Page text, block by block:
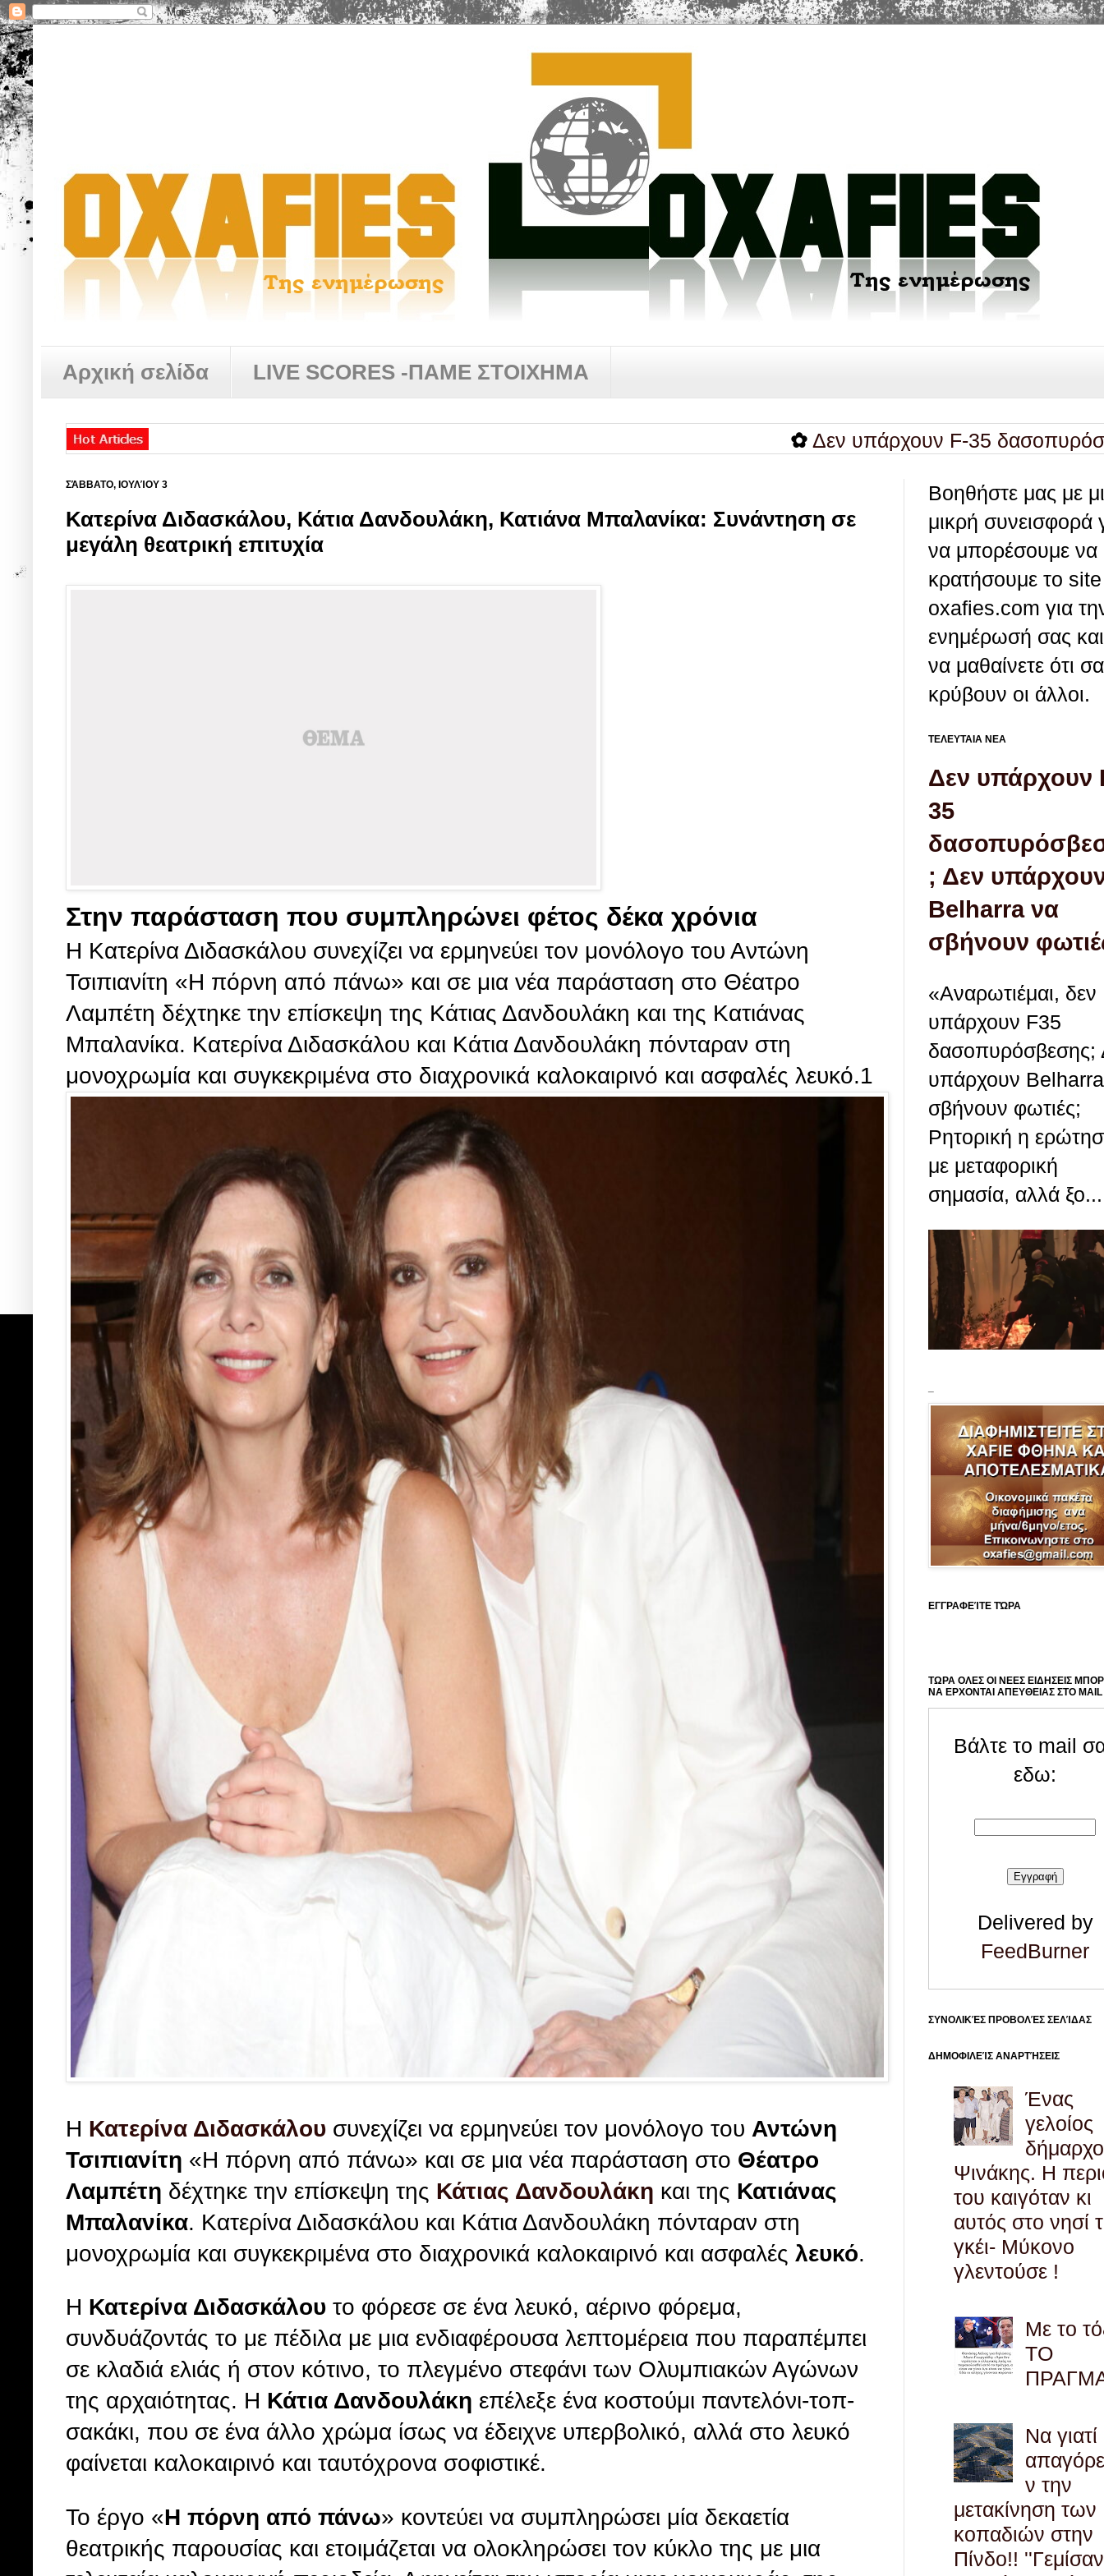
Αρχική σελίδα LIVE SCORES -ΠΑΜΕ ΣΤΟΙΧΗΜΑ
Δεν υπάρχουν F-35 δασοπυρόσβεσης;
ΣΆΒΒΑΤΟ, ΙΟΥΛΊΟΥ 3
Κατερίνα Διδασκάλου, Κάτια Δανδουλάκη, Κατιάνα Μπαλανίκα: Συνάντηση σε
μεγάλη θεατρική επιτυχία
Στην παράσταση που συμπληρώνει φέτος δέκα χρόνια
Η Κατερίνα Διδασκάλου συνεχίζει να ερμηνεύει τον μονόλογο του Αντώνη
Τσιπιανίτη «Η πόρνη από πάνω» και σε μια νέα παράσταση στο Θέατρο
Λαμπέτη δέχτηκε την επίσκεψη της Κάτιας Δανδουλάκη και της Κατιάνας
Μπαλανίκα. Κατερίνα Διδασκάλου και Κάτια Δανδουλάκη πόνταραν στη
μονοχρωμία και συγκεκριμένα στο διαχρονικά καλοκαιρινό και ασφαλές λευκό.1
Η Κατερίνα Διδασκάλου συνεχίζει να ερμηνεύει τον μονόλογο του Αντώνη
Τσιπιανίτη «Η πόρνη από πάνω» και σε μια νέα παράσταση στο Θέατρο
Λαμπέτη δέχτηκε την επίσκεψη της Κάτιας Δανδουλάκη και της Κατιάνας
Μπαλανίκα. Κατερίνα Διδασκάλου και Κάτια Δανδουλάκη πόνταραν στη
μονοχρωμία και συγκεκριμένα στο διαχρονικά καλοκαιρινό και ασφαλές λευκό.
Η Κατερίνα Διδασκάλου το φόρεσε σε ένα λευκό, αέρινο φόρεμα,
συνδυάζοντάς το με πέδιλα με μια ενδιαφέρουσα λεπτομέρεια που παραπέμπει
σε κλαδιά ελιάς ή στον κότινο, το πλεγμένο στεφάνι των Ολυμπιακών Αγώνων
της αρχαιότητας. Η Κάτια Δανδουλάκη επέλεξε ένα κοστούμι παντελόνι-τοπ-
σακάκι, που σε ένα άλλο χρώμα ίσως να έδειχνε υπερβολικό, αλλά στο λευκό
φαίνεται καλοκαιρινό και ταυτόχρονα σοφιστικέ.
Το έργο «Η πόρνη από πάνω» κοντεύει να συμπληρώσει μία δεκαετία
θεατρικής παρουσίας και ετοιμάζεται να ολοκληρώσει τον κύκλο της με μια
Βοηθήστε μας με
μικρή συνεισφορά
να μπορέσουμε να
κρατήσουμε το site
oxafies.com για
ενημέρωσή σας
να μαθαίνετε ότι
κρύβουν οι άλλοι.
ΤΕΛΕΥΤΑΙΑ ΝΕΑ
Δεν υπάρχουν
35
; Δεν
Belharra να
σβήνουν
«Αναρωτιέμαι, δεν
υπάρχουν F35
δασοπυρόσβεσης;
υπάρχουν
σβήνουν φωτιές;
Ρητορική η
με μεταφορική
σημασία, αλλά ξο...
ΕΓΓΡΑΦΕΊΤΕ ΤΏΡΑ
ΤΩΡΑ ΟΛΕΣ ΟΙ ΝΕΕΣ ΕΙΔΗΣΕΙΣ
ΝΑ ΕΡΧΟΝΤΑΙ ΑΠΕΥΘΕΙΑΣ ΣΤΟ
Βάλτε το mail
εδω:
Delivered by
FeedBurner
ΣΥΝΟΛΙΚΈΣ ΠΡΟΒΟΛΈΣ ΣΕΛΊΔΑΣ
ΔΗΜΟΦΙΛΕΊΣ ΑΝΑΡΤΉΣΕΙΣ
Ένας
γελοίος
Ψινάκης. Η
του καιγόταν κι
αυτός στο νησί
γκέι- Μύκονο
γλεντούσε !
Με το
ΤΟ
Να γιατί
ν την
μετακίνηση των
κοπαδιών στην
Πίνδο!!